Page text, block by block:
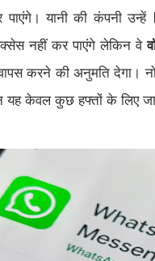
यानी की कंपनी उन्हें
नहीं कर पाएंगे लेकिन वे
वापस करने की अनुमति
केवल कुछ हफ्तों के लिए